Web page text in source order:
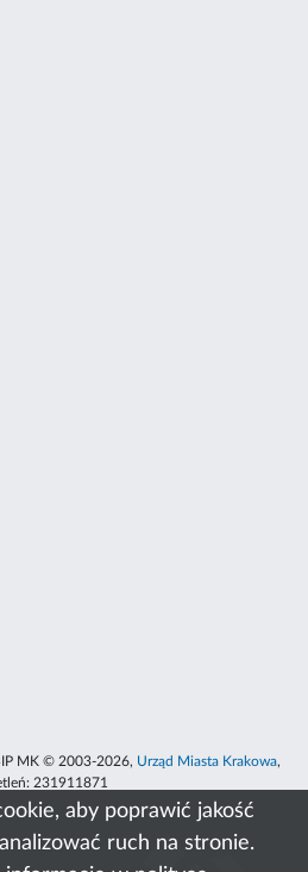
aby poprawić jakość
ruch na stronie.
MK © 2003-2026, Urząd Miasta Krakowa,
231911871